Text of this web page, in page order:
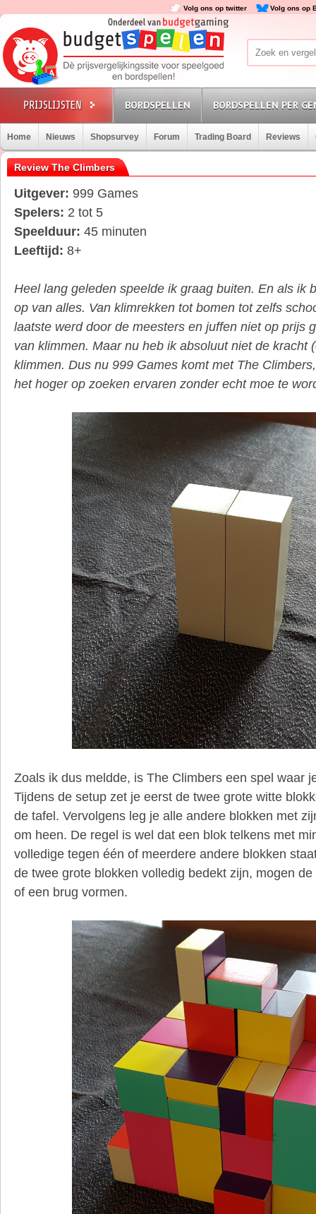
Volg ons op twitter Volg ons op
BORDSPELLEN BORDSPELLEN PER
Home Nieuws Shopsurvey Forum Trading Board Reviews
Review The Climbers
Uitgever: 999 Games
Spelers: 2 tot 5
Speelduur: 45 minuten
Leeftijd: 8+
Heel lang geleden speelde ik graag buiten. En als ik
op van alles. Van klimrekken tot bomen tot zelfs
laatste werd door de meesters en juffen niet op prijs
van klimmen. Maar nu heb ik absoluut niet de kracht
klimmen. Dus nu 999 Games komt met The
het hoger op zoeken ervaren zonder echt moe te
Zoals ik dus meldde, is The Climbers een spel waar
Tijdens de setup zet je eerst de twee grote witte
de tafel. Vervolgens leg je alle andere blokken met
om heen. De regel is wel dat een blok telkens met
volledige tegen één of meerdere andere blokken
de twee grote blokken volledig bedekt zijn, mogen
of een brug vormen.